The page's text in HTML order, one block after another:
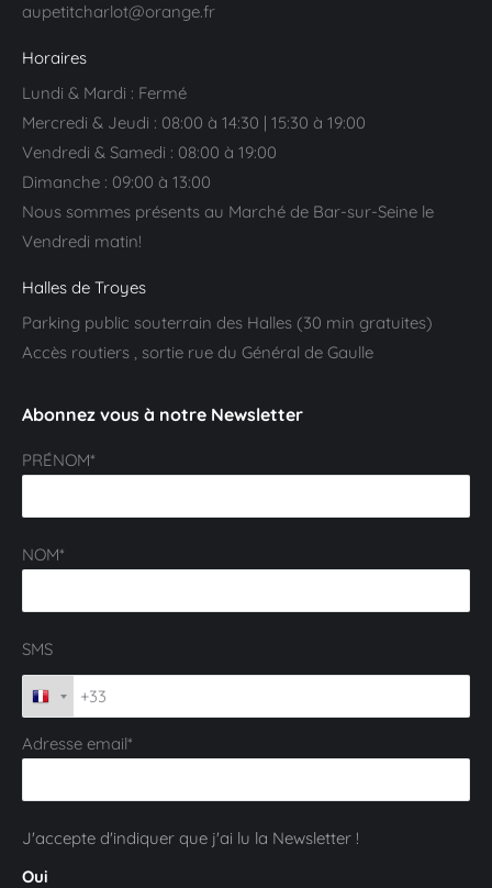
aupetitcharlot@orange.fr
Horaires
Lundi & Mardi : Fermé
Mercredi & Jeudi : 08:00 à 14:30 | 15:30 à 19:00
Vendredi & Samedi : 08:00 à 19:00
Dimanche : 09:00 à 13:00
Nous sommes présents au Marché de Bar-sur-Seine le
Vendredi matin!
Halles de Troyes
Parking public souterrain des Halles (30 min gratuites)
Accès routiers , sortie rue du Général de Gaulle
Abonnez vous à notre Newsletter
PRÉNOM*
NOM*
SMS
Adresse email*
J'accepte d'indiquer que j'ai lu la Newsletter !
Oui